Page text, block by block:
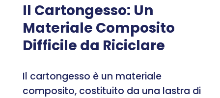
Il Cartongesso: Un
Materiale Composito
Difficile da Riciclare
Il cartongesso è un materiale
composito, costituito da una lastra di